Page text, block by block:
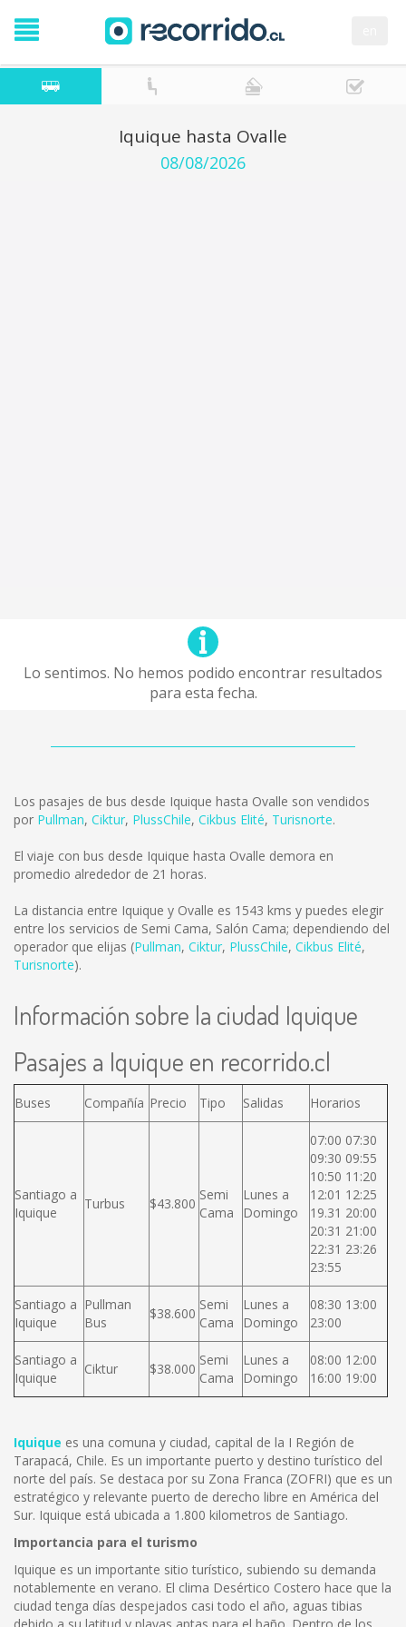
Iquique hasta Ovalle
08/08/2026
Lo sentimos. No hemos podido encontrar resultados
para esta fecha.
Los pasajes de bus desde Iquique hasta Ovalle son vendidos
por Pullman, Ciktur, PlussChile, Cikbus Elité, Turisnorte.
El viaje con bus desde Iquique hasta Ovalle demora en
promedio alrededor de 21 horas.
La distancia entre Iquique y Ovalle es 1543 kms y puedes elegir
entre los servicios de Semi Cama, Salón Cama; dependiendo del
operador que elijas (Pullman, Ciktur, PlussChile, Cikbus Elité,
Turisnorte).
Información sobre la ciudad Iquique
Pasajes a Iquique en recorrido.cl
Buses Compañía Precio Tipo Salidas Horarios
Santiago a
Iquique
Turbus $43.800
Semi
Cama
Lunes a
Domingo
07:00 07:30
09:30 09:55
10:50 11:20
12:01 12:25
19.31 20:00
20:31 21:00
22:31 23:26
23:55
Santiago a
Iquique
Pullman
Bus
$38.600
Semi
Cama
Lunes a
Domingo
08:30 13:00
23:00
Santiago a
Iquique
Ciktur $38.000
Semi
Cama
Lunes a
Domingo
08:00 12:00
16:00 19:00
Iquique es una comuna y ciudad, capital de la I Región de
Tarapacá, Chile. Es un importante puerto y destino turístico del
norte del país. Se destaca por su Zona Franca (ZOFRI) que es un
estratégico y relevante puerto de derecho libre en América del
Sur. Iquique está ubicada a 1.800 kilometros de Santiago.
Importancia para el turismo
Iquique es un importante sitio turístico, subiendo su demanda
notablemente en verano. El clima Desértico Costero hace que la
ciudad tenga días despejados casi todo el año, aguas tibias